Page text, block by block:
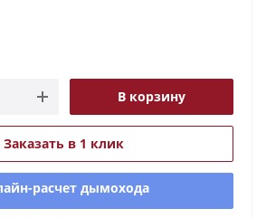
В корзину
Заказать в 1 клик
расчет дымохода